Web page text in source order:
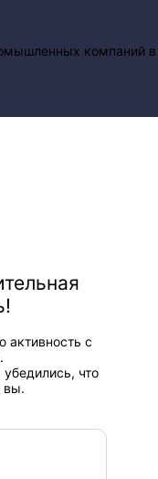
активность с
что
вы.